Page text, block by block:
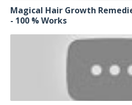
Magical Hair Growth
- 100 % Works